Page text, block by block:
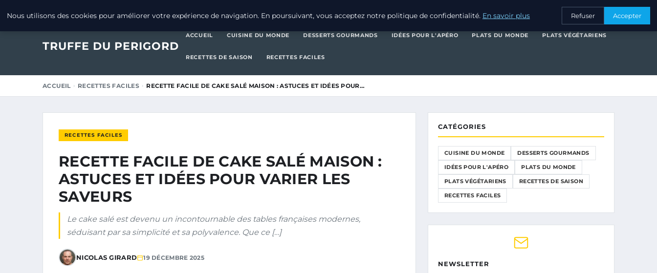
PLATS DU MONDE
TRUFFE DU PERIGORD
ACCUEIL CUISINE DU MONDE DESSERTS GOURMANDS IDÉES POUR L'APÉRO PLATS DU MONDE PLATS VÉGÉTARIENS
RECETTES DE SAISON RECETTES FACILES
ACCUEIL RECETTES FACILES RECETTE FACILE DE CAKE SALÉ MAISON : ASTUCES ET IDÉES POUR…
RECETTES FACILES
RECETTE FACILE DE CAKE SALÉ MAISON :
ASTUCES ET IDÉES POUR VARIER LES
SAVEURS
Le cake salé est devenu un incontournable des tables françaises modernes,
séduisant par sa simplicité et sa polyvalence. Que ce […]
NICOLAS GIRARD 19 DÉCEMBRE 2025
CATÉGORIES
CUISINE DU MONDE DESSERTS GOURMANDS
IDÉES POUR L'APÉRO PLATS DU MONDE
PLATS VÉGÉTARIENS RECETTES DE SAISON
RECETTES FACILES
NEWSLETTER
Nous utilisons des cookies pour améliorer votre expérience de navigation. En poursuivant, vous acceptez notre politique de confidentialité. En savoir plus Refuser Accepter